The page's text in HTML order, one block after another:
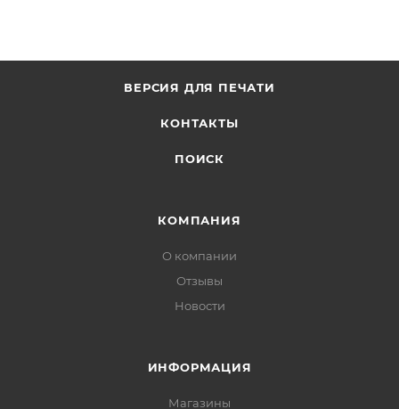
ВЕРСИЯ ДЛЯ ПЕЧАТИ
КОНТАКТЫ
ПОИСК
КОМПАНИЯ
О компании
Отзывы
Новости
ИНФОРМАЦИЯ
Магазины